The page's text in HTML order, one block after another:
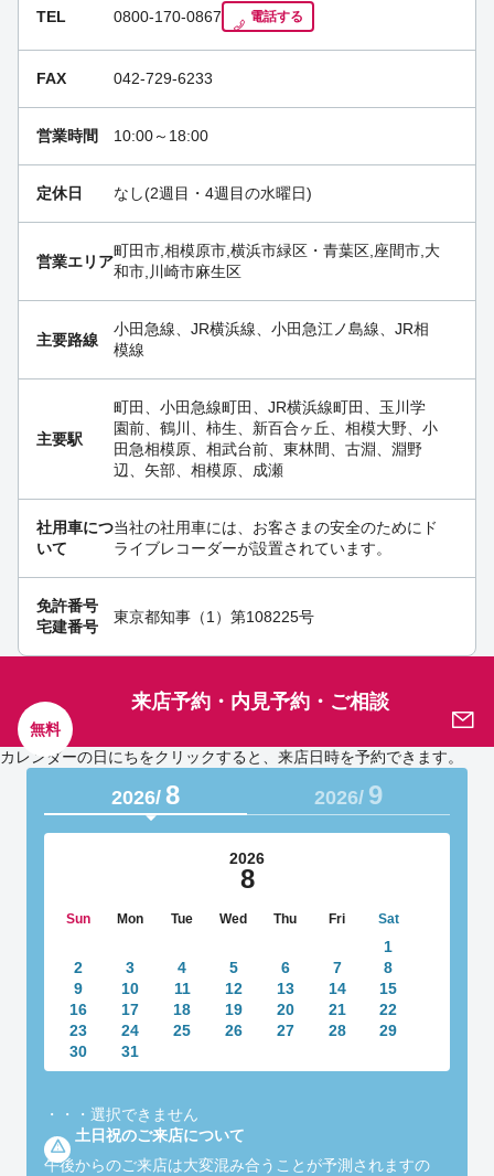
TEL 0800-170-0867 電話する
FAX 042-729-6233
営業時間 10:00～18:00
定休日 なし(2週目・4週目の水曜日)
営業エリア
町田市,相模原市,横浜市緑区・青葉区,座間市,大
和市,川崎市麻生区
主要路線
小田急線、JR横浜線、小田急江ノ島線、JR相
模線
主要駅
町田、小田急線町田、JR横浜線町田、玉川学
園前、鶴川、柿生、新百合ヶ丘、相模大野、小
田急相模原、相武台前、東林間、古淵、淵野
辺、矢部、相模原、成瀬
社用車につ
いて
当社の社用車には、お客さまの安全のためにド
ライブレコーダーが設置されています。
免許番号
宅建番号
東京都知事（1）第108225号
無料
来店予約・内見予約・ご相談
カレンダーの日にちをクリックすると、来店日時を予約できます。
2026/ 8 2026/ 9
2026
8
Sun Mon Tue Wed Thu Fri Sat
1
2
3 4 5 6 7
8
9
10 11 12 13 14
15
16
17 18 19 20 21
22
23
24 25 26 27 28
29
30
31
・・・ 選択できません
土日祝のご来店について
午後からのご来店は大変混み合うことが予測されますの